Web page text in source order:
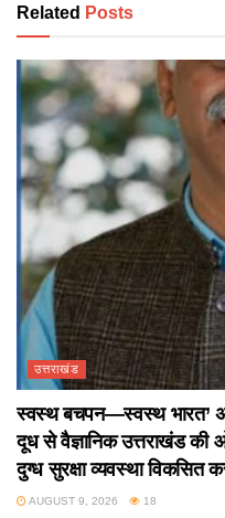
Related Posts
उत्तराखंड
स्वस्थ बचपन—स्वस्थ भारत’
दूध से वैज्ञानिक उत्तराखंड
दुग्ध सुरक्षा व्यवस्था विकसित
AUGUST 9, 2026 18